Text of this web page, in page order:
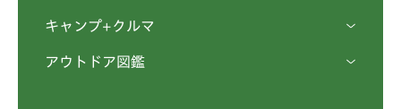
キャンプ+クルマ
アウトドア図鑑